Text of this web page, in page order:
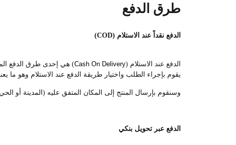
طرق الدفع
الدفع نقداً عند الاستلام (COD)
الدفع عند الاستلام (Cash On Delivery) هي إحدى طرق الدفع
يقوم بإجراء الطلب واختيار طريقة الدفع عند الاستلام وهو ما
وسنقوم بإرسال المنتج إلى المكان المتفق عليه (المدينة أو
الدفع عبر تحويل بنكي